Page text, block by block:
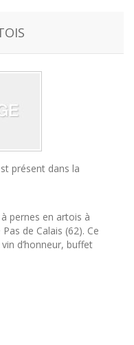
présent dans la
pernes en artois à
de Calais (62). Ce
d’honneur, buffet